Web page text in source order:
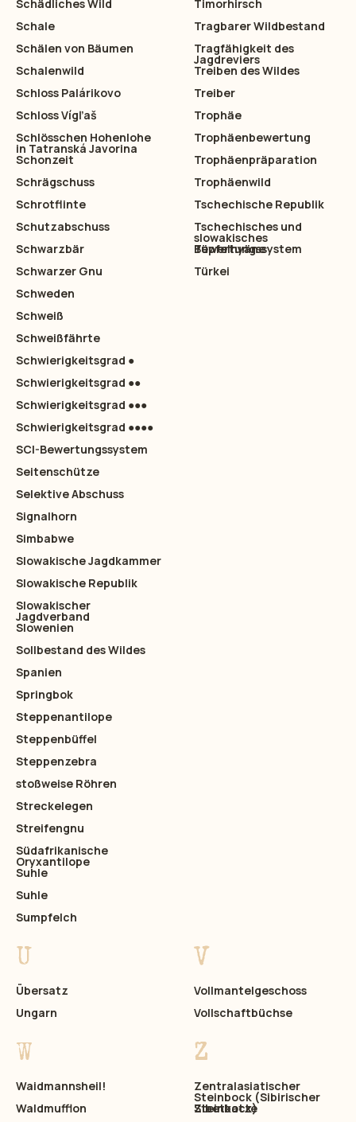
Schädliches Wild
Schale
Schälen von Bäumen
Schalenwild
Schloss Palárikovo
Schloss Vígľaš
Schlösschen Hohenlohe
in Tatranská Javorina
Schonzeit
Schrägschuss
Schrotflinte
Schutzabschuss
Schwarzbär
Schwarzer Gnu
Schweden
Schweiß
Schweißfährte
Schwierigkeitsgrad ●
Schwierigkeitsgrad ●●
Schwierigkeitsgrad ●●●
Schwierigkeitsgrad ●●●●
SCI-Bewertungssystem
Seitenschütze
Selektive Abschuss
Signalhorn
Simbabwe
Slowakische Jagdkammer
Slowakische Republik
Slowakischer
Jagdverband
Slowenien
Sollbestand des Wildes
Spanien
Springbok
Steppenantilope
Steppenbüffel
Steppenzebra
stoßweise Röhren
Streckelegen
Streifengnu
Südafrikanische
Oryxantilope
Suhle
Suhle
Sumpfelch
Timorhirsch
Tragbarer Wildbestand
Tragfähigkeit des
Jagdreviers
Treiben des Wildes
Treiber
Trophäe
Trophäenbewertung
Trophäenpräparation
Trophäenwild
Tschechische Republik
Tschechisches und
slowakisches
Bewertungssystem
Tüpfelhyäne
Türkei
U
Übersatz
Ungarn
V
Vollmantelgeschoss
Vollschaftbüchse
W
Waidmannsheil!
Waldmufflon
Z
Zentralasiatischer
Steinbock (Sibirischer
Steinbock)
Zibetkatze